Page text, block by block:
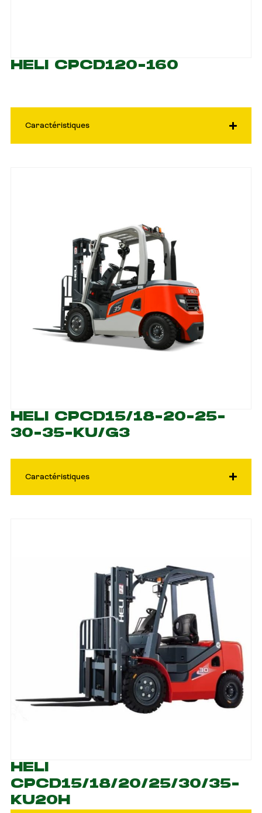
HELI CPCD120-160
Caractéristiques
HELI CPCD15/18-20-25-
30-35-KU/G3
Caractéristiques
HELI
CPCD15/18/20/25/30/35-
KU20H